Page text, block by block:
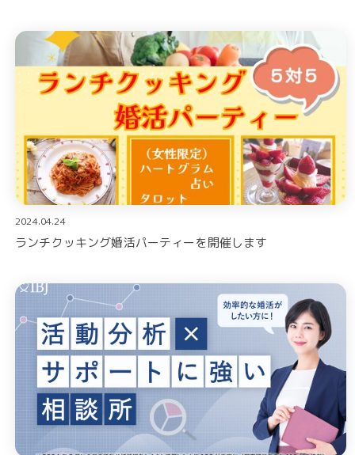
2024.04.24
ランチクッキング婚活パーティーを開催します